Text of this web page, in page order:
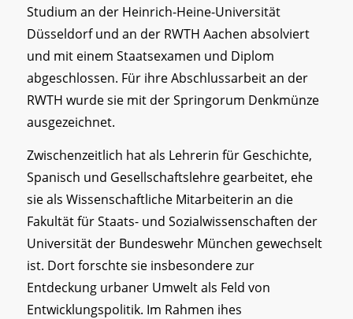
Studium an der Heinrich-Heine-Universität
Düsseldorf und an der RWTH Aachen absolviert
und mit einem Staatsexamen und Diplom
abgeschlossen. Für ihre Abschlussarbeit an der
RWTH wurde sie mit der Springorum Denkmünze
ausgezeichnet.
Zwischenzeitlich hat als Lehrerin für Geschichte,
Spanisch und Gesellschaftslehre gearbeitet, ehe
sie als Wissenschaftliche Mitarbeiterin an die
Fakultät für Staats- und Sozialwissenschaften der
Universität der Bundeswehr München gewechselt
ist. Dort forschte sie insbesondere zur
Entdeckung urbaner Umwelt als Feld von
Entwicklungspolitik. Im Rahmen ihes